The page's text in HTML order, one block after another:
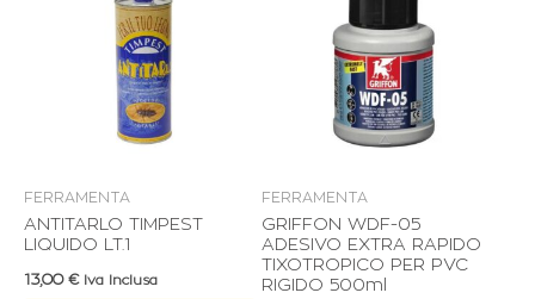
FERRAMENTA
ANTITARLO TIMPEST
LIQUIDO LT.1
13,00 € Iva Inclusa
FERRAMENTA
GRIFFON WDF-05
ADESIVO EXTRA RAPIDO
TIXOTROPICO PER PVC
RIGIDO 500ml